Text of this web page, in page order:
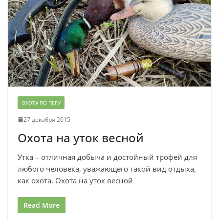
ОХОТА ПО ПЕРУ
27 декабря 2015
Охота на уток весной
Утка – отличная добыча и достойный трофей для
любого человека, уважающего такой вид отдыха,
как охота. Охота на уток весной
Read More